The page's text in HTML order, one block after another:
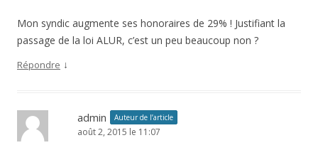
Mon syndic augmente ses honoraires de 29% ! Justifiant la
passage de la loi ALUR, c’est un peu beaucoup non ?
Répondre ↓
admin Auteur de l’article
août 2, 2015 le 11:07